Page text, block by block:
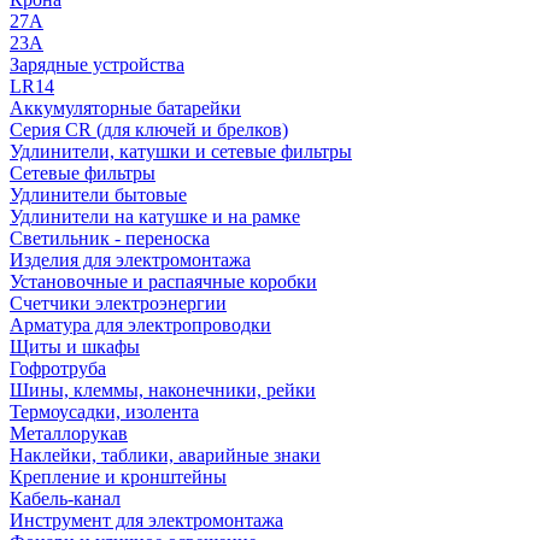
27A
23A
Зарядные устройства
LR14
Аккумуляторные батарейки
Серия CR (для ключей и брелков)
Удлинители, катушки и сетевые фильтры
Сетевые фильтры
Удлинители бытовые
Удлинители на катушке и на рамке
Светильник - переноска
Изделия для электромонтажа
Установочные и распаячные коробки
Счетчики электроэнергии
Арматура для электропроводки
Щиты и шкафы
Гофротруба
Шины, клеммы, наконечники, рейки
Термоусадки, изолента
Металлорукав
Наклейки, таблики, аварийные знаки
Крепление и кронштейны
Кабель-канал
Инструмент для электромонтажа